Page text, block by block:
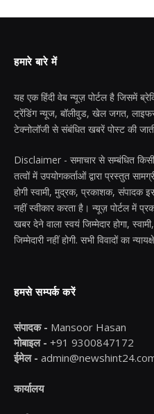
हमारे बारे में
यह एक हिंदी वेब न्यूज़ पोर्टल है जिसमें
ट्रेंडिंग न्यूज, बॉलीवुड, खेल जगत,
टेक्नोलॉजी से संबंधित खबरें पोस्ट की
Disclaimer - समाचार से सम्बंधित
तत्वों में उपयोगकर्ताओं द्वारा प्रस्तुत
होगी स्वामी, मुद्रक, प्रकाशक, संपादक
नहीं स्वीकार करता है। न्यूज़ पोर्टल में
खबर देने वाला स्वयं जिम्मेदार होगा,
जिम्मेदारी नहीं होगी. सभी विवादों का
हमसे सम्पर्क करें
संपादक - Mansoor Hasan
मोबाइल - +91 9300847172
ईमेल -
कार्यालय